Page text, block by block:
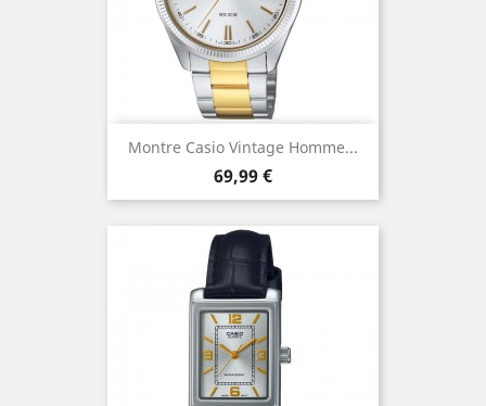
Montre Casio Vintage Homme...
Prix
69,99 €